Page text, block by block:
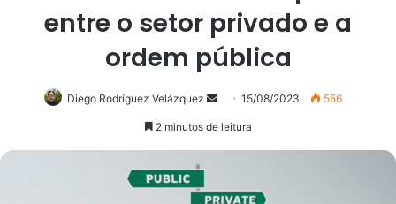
entre o setor privado e a
ordem pública
Diego Rodríguez Velázquez
Mande15/08/2023 556
2 minutos de leitura